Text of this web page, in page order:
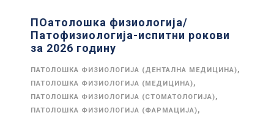
ПОатолошка физиологија/
Патофизиологија-испитни рокови
за 2026 годину
ПАТОЛОШКА ФИЗИОЛОГИЈА (ДЕНТАЛНА МЕДИЦИНА),
ПАТОЛОШКА ФИЗИОЛОГИЈА (МЕДИЦИНА),
ПАТОЛОШКА ФИЗИОЛОГИЈА (СТОМАТОЛОГИЈА),
ПАТОЛОШКА ФИЗИОЛОГИЈА (ФАРМАЦИЈА),